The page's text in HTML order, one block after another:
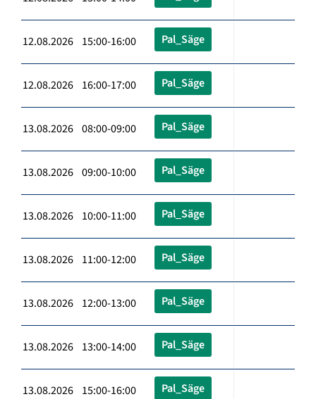
12.08.2026 15:00-16:00 Pal_Säge
12.08.2026 16:00-17:00 Pal_Säge
13.08.2026 08:00-09:00 Pal_Säge
13.08.2026 09:00-10:00 Pal_Säge
13.08.2026 10:00-11:00 Pal_Säge
13.08.2026 11:00-12:00 Pal_Säge
13.08.2026 12:00-13:00 Pal_Säge
13.08.2026 13:00-14:00 Pal_Säge
13.08.2026 15:00-16:00 Pal_Säge